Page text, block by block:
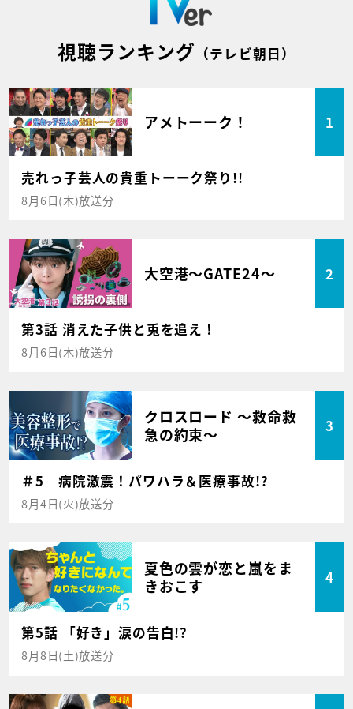
視聴ランキング （テレビ朝日）
アメトーーク！ 1
売れっ子芸人の貴重トーーク祭り!!
8月6日(木)放送分
大空港～GATE24～ 2
第3話 消えた子供と兎を追え！
8月6日(木)放送分
クロスロード ～救命救
急の約束～
3
＃5 病院激震！パワハラ＆医療事故!?
8月4日(火)放送分
夏色の雲が恋と嵐をま
きおこす
4
第5話 「好き」涙の告白!?
8月8日(土)放送分